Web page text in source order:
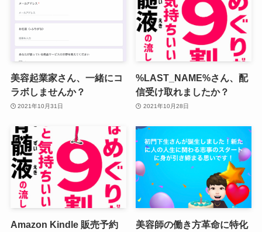
美容起業家さん、一緒にコ
ラボしませんか？
2021年10月31日
%LAST_NAME%さん、配
信受け取れましたか？
2021年10月28日
Amazon Kindle 販売予約
美容師の働き方革命に特化